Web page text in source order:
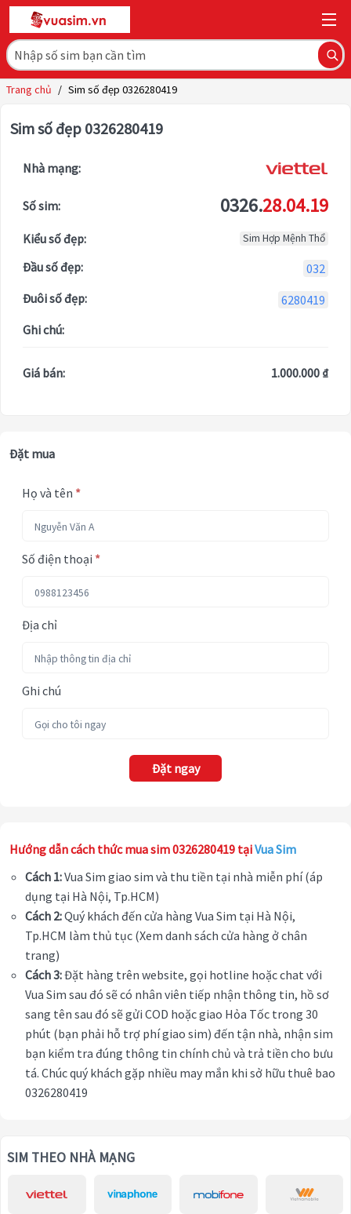
Trang chủ / Sim số đẹp 0326280419
Sim số đẹp 0326280419
Nhà mạng:
Số sim: 0326.28.04.19
Kiểu số đẹp: Sim Hợp Mệnh Thổ
Đầu số đẹp:
032
Đuôi số đẹp:
6280419
Ghi chú:
Giá bán: 1.000.000 ₫
Đặt mua
Họ và tên *
Số điện thoại *
Địa chỉ
Ghi chú
Đặt ngay
Hướng dẫn cách thức mua sim 0326280419 tạiVua Sim
Cách 1:Vua Sim giao sim và thu tiền tại nhà miễn phí (áp
dụng tại Hà Nội, Tp.HCM)
Cách 2:Quý khách đến cửa hàng Vua Sim tại Hà Nội,
Tp.HCM làm thủ tục (Xem danh sách cửa hàng ở chân
trang)
Cách 3:Đặt hàng trên website, gọi hotline hoặc chat với
Vua Sim sau đó sẽ có nhân viên tiếp nhận thông tin, hồ sơ
sang tên sau đó sẽ gửi COD hoặc giao Hỏa Tốc trong 30
phút (bạn phải hỗ trợ phí giao sim) đến tận nhà, nhận sim
bạn kiểm tra đúng thông tin chính chủ và trả tiền cho bưu
tá. Chúc quý khách gặp nhiều may mắn khi sở hữu thuê bao
0326280419
SIM THEO NHÀ MẠNG